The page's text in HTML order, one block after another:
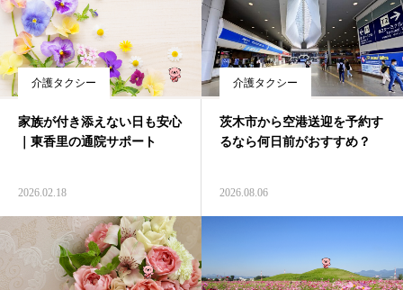
介護タクシー
家族が付き添えない日も安心
｜東香里の通院サポート
2026.02.18
介護タクシー
茨木市から空港送迎を予約す
るなら何日前がおすすめ？
2026.08.06